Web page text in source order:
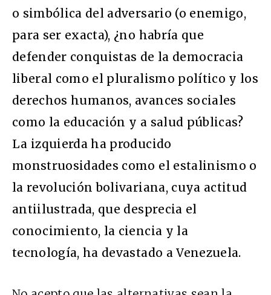
o simbólica del adversario (o enemigo,
para ser exacta), ¿no habría que
defender conquistas de la democracia
liberal como el pluralismo político y los
derechos humanos, avances sociales
como la educación y a salud públicas?
La izquierda ha producido
monstruosidades como el estalinismo o
la revolución bolivariana, cuya actitud
antiilustrada, que desprecia el
conocimiento, la ciencia y la
tecnología, ha devastado a Venezuela.